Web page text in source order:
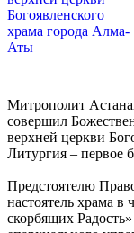
Митрополит
совершил
верхней церкви
Литургия – первое
Предстоятелю
настоятель храма
скорбящих